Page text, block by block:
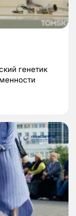
генетик